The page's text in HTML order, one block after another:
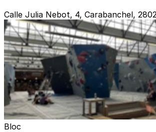
Calle Julia Nebot, 4, Carabanchel,
Bloc